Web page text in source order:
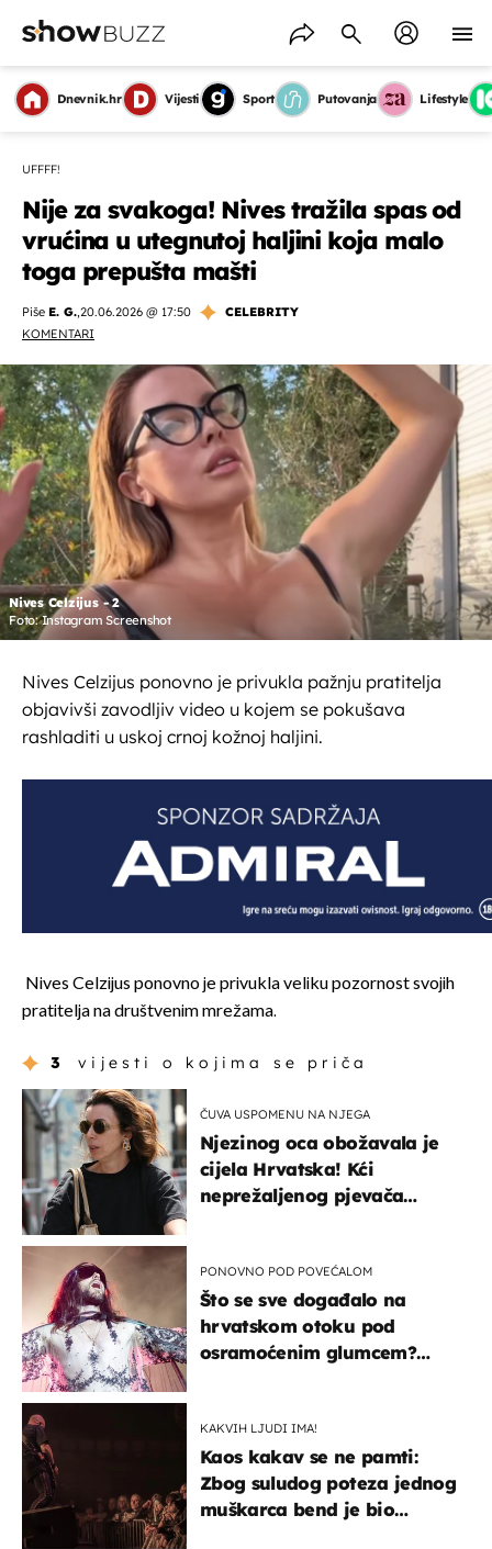
Dnevnik.hr Vijesti Sport Putovanja Lifestyle
UFFFF!
Nije za svakoga! Nives tražila spas od
vrućina u utegnutoj haljini koja malo
toga prepušta mašti
Piše E. G.,20.06.2026 @ 17:50
CELEBRITY
KOMENTARI
Nives Celzijus - 2
Foto: Instagram Screenshot
Nives Celzijus ponovno je privukla pažnju pratitelja
objavivši zavodljiv video u kojem se pokušava
rashladiti u uskoj crnoj kožnoj haljini.
Nives Celzijus ponovno je privukla veliku pozornost svojih
pratitelja na društvenim mrežama.
3 vijesti o kojima se priča
ČUVA USPOMENU NA NJEGA
Njezinog oca obožavala je
cijela Hrvatska! Kći
neprežaljenog pjevača
PONOVNO POD POVEĆALOM
Što se sve događalo na
hrvatskom otoku pod
osramoćenim glumcem?
KAKVIH LJUDI IMA!
Kaos kakav se ne pamti:
Zbog suludog poteza jednog
muškarca bend je bio
OMOGUĆI OBAVIJESTI